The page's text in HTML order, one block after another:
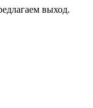
выход.